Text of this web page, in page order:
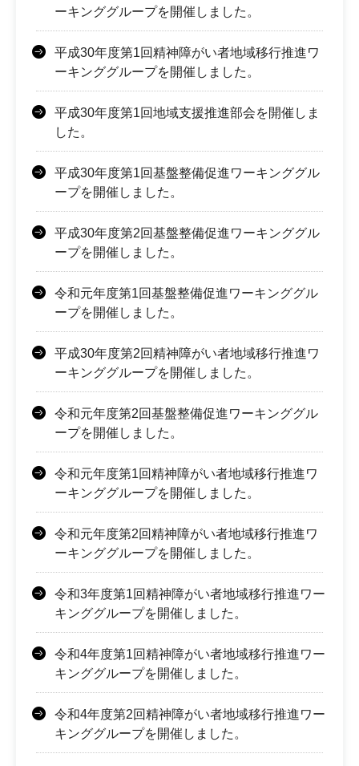
ーキンググループを開催しました。
平成30年度第1回精神障がい者地域移行推進ワ
ーキンググループを開催しました。
平成30年度第1回地域支援推進部会を開催しま
した。
平成30年度第1回基盤整備促進ワーキンググル
ープを開催しました。
平成30年度第2回基盤整備促進ワーキンググル
ープを開催しました。
令和元年度第1回基盤整備促進ワーキンググル
ープを開催しました。
平成30年度第2回精神障がい者地域移行推進ワ
ーキンググループを開催しました。
令和元年度第2回基盤整備促進ワーキンググル
ープを開催しました。
令和元年度第1回精神障がい者地域移行推進ワ
ーキンググループを開催しました。
令和元年度第2回精神障がい者地域移行推進ワ
ーキンググループを開催しました。
令和3年度第1回精神障がい者地域移行推進ワー
キンググループを開催しました。
令和4年度第1回精神障がい者地域移行推進ワー
キンググループを開催しました。
令和4年度第2回精神障がい者地域移行推進ワー
キンググループを開催しました。